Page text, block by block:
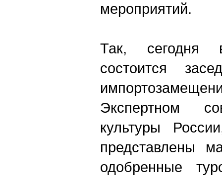
мероприятий.
Так, сегодня
состоится
Экспертном
культуры
представлены
одобренные